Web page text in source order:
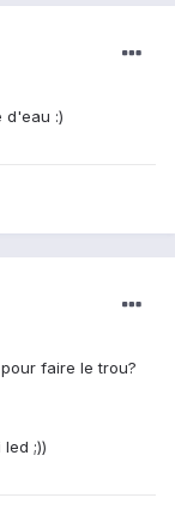
d'eau :)
faire le trou?
;))